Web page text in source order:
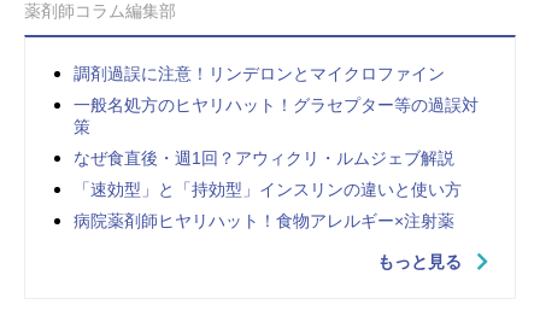
薬剤師コラム編集部
調剤過誤に注意！リンデロンとマイクロファイン
一般名処方のヒヤリハット！グラセプター等の過誤対
策
なぜ食直後・週1回？アウィクリ・ルムジェブ解説
「速効型」と「持効型」インスリンの違いと使い方
病院薬剤師ヒヤリハット！食物アレルギー×注射薬
もっと見る